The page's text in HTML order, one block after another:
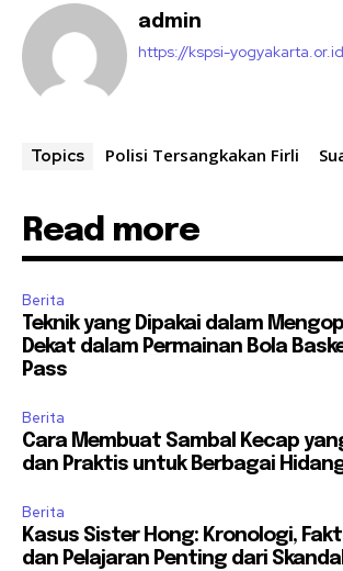
admin
https://kspsi-yogyakarta.or.id
Topics Polisi Tersangkakan Firli
Read more
Berita
Teknik yang Dipakai dalam
Dekat dalam Permainan Bola
Pass
Berita
Cara Membuat Sambal Kecap
dan Praktis untuk Berbagai
Berita
Kasus Sister Hong: Kronologi,
dan Pelajaran Penting dari